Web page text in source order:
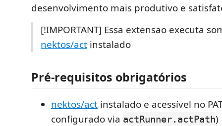
desenvolvimento mais produtivo e
[!IMPORTANT] Essa extensao executa
nektos/act instalado
Pré-requisitos obrigatórios
nektos/act instalado e acessível no
configurado via actRunner.actPath)